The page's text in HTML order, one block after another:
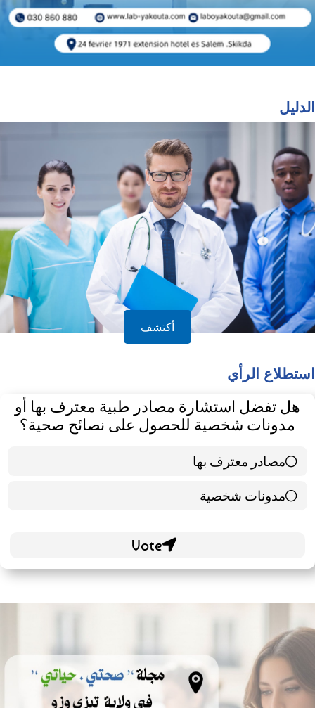
الدليل
أكتشف
استطلاع الرأي
هل تفضل استشارة مصادر طبية معترف بها أو
مدونات شخصية للحصول على نصائح صحية؟
مصادر معترف بها
39 ( 65 % )
مدونات شخصية
21 ( 35 % )